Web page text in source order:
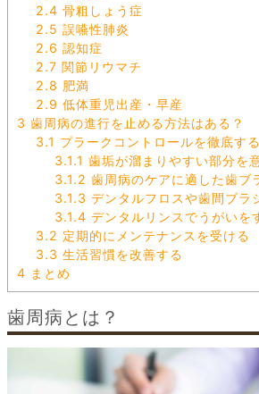
2.4 骨粗しょう症
2.5 誤嚥性肺炎
2.6 認知症
2.7 関節リウマチ
2.8 肥満
2.9 低体重児出産・早産
3 歯周病の進行を止める方法はある？
3.1 プラークコントロールを徹底する
3.1.1 歯垢が溜まりやすい部分を
3.1.2 歯周病のケアに適した歯ブ
3.1.3 デンタルフロスや歯間ブラ
3.1.4 デンタルリンスでうがいを
3.2 定期的にメンテナンスを受ける
3.3 生活習慣を改善する
4 まとめ
歯周病とは？